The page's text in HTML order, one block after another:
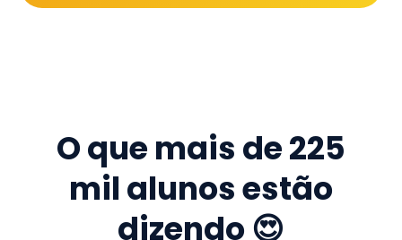
O que mais de225
mil alunos estão
dizendo 😍